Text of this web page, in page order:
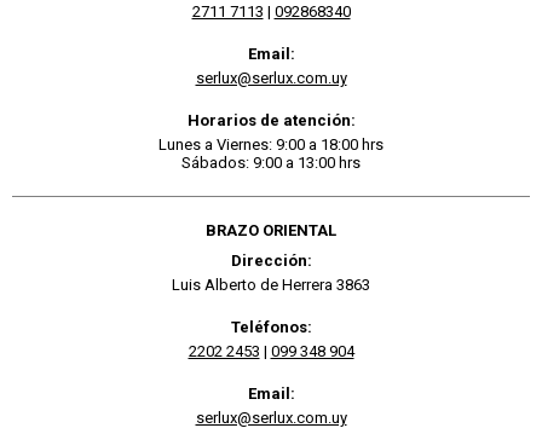
2711 7113 | 092868340
Email:
serlux@serlux.com.uy
Horarios de atención:
Lunes a Viernes: 9:00 a 18:00 hrs
Sábados: 9:00 a 13:00 hrs
BRAZO ORIENTAL
Dirección:
Luis Alberto de Herrera 3863
Teléfonos:
2202 2453 | 099 348 904
Email:
serlux@serlux.com.uy